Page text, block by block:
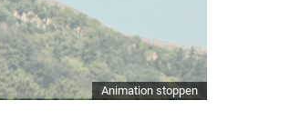
Animation stoppen